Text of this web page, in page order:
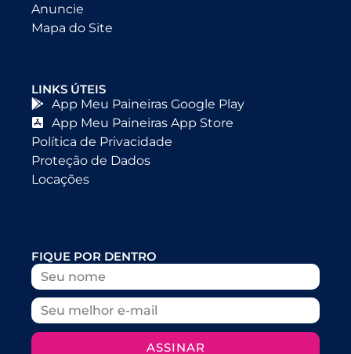
Anuncie
Mapa do Site
LINKS ÚTEIS
App Meu Paineiras Google Play
App Meu Paineiras App Store
Política de Privacidade
Proteção de Dados
Locações
FIQUE POR DENTRO
ASSINAR